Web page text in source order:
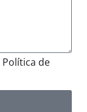
Política de